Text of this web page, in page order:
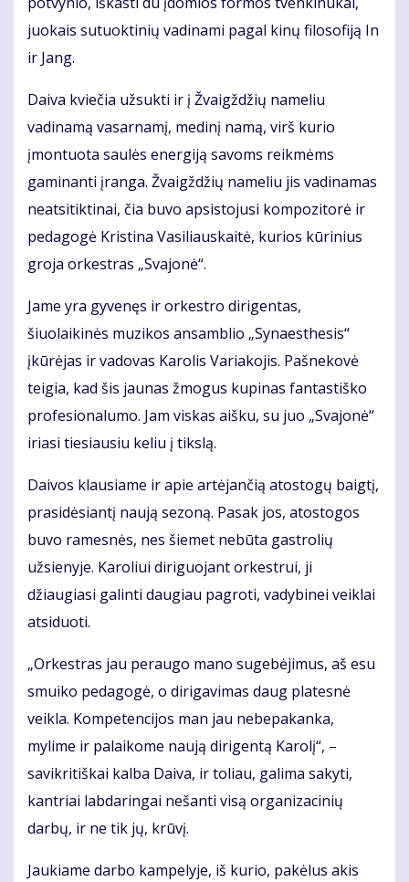
juokais sutuoktinių vadinami pagal kinų filosofiją In
ir Jang.
Daiva kviečia užsukti ir į Žvaigždžių nameliu
vadinamą vasarnamį, medinį namą, virš kurio
įmontuota saulės energiją savoms reikmėms
gaminanti įranga. Žvaigždžių nameliu jis vadinamas
neatsitiktinai, čia buvo apsistojusi kompozitorė ir
pedagogė Kristina Vasiliauskaitė, kurios kūrinius
groja orkestras „Svajonė“.
Jame yra gyvenęs ir orkestro dirigentas,
šiuolaikinės muzikos ansamblio „Synaesthesis“
įkūrėjas ir vadovas Karolis Variakojis. Pašnekovė
teigia, kad šis jaunas žmogus kupinas fantastiško
profesionalumo. Jam viskas aišku, su juo „Svajonė“
iriasi tiesiausiu keliu į tikslą.
Daivos klausiame ir apie artėjančią atostogų baigtį,
prasidėsiantį naują sezoną. Pasak jos, atostogos
buvo ramesnės, nes šiemet nebūta gastrolių
užsienyje. Karoliui diriguojant orkestrui, ji
džiaugiasi galinti daugiau pagroti, vadybinei veiklai
atsiduoti.
„Orkestras jau peraugo mano sugebėjimus, aš esu
smuiko pedagogė, o dirigavimas daug platesnė
veikla. Kompetencijos man jau nebepakanka,
mylime ir palaikome naują dirigentą Karolį“, –
savikritiškai kalba Daiva, ir toliau, galima sakyti,
kantriai labdaringai nešanti visą organizacinių
darbų, ir ne tik jų, krūvį.
Jaukiame darbo kampelyje, iš kurio, pakėlus akis